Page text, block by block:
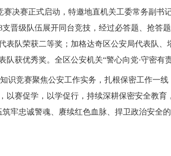
赛决赛正式启动，特邀地直机关工委常务副书
晋级队伍展开同台竞技，经过必答题、抢答
队荣获二等奖；加格达奇区公安局代表队
获优秀奖。全区公安机关“警心向党·守密有
识竞赛聚焦公安工作实务，扎根保密工作一
以赛促学，以学促行，持续深耕保密安全教
牢忠诚警魂、赓续红色血脉、捍卫政治安全的